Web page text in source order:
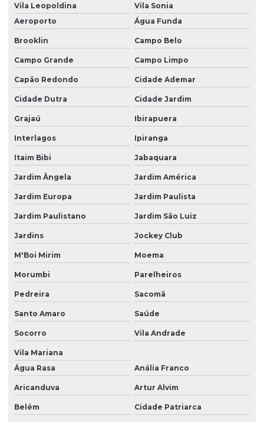
Licenciamento ambiental e eia rima
Licenciamento ambiental de empreendimentos
Licenciamento ambiental empresa
Licenciamento ambiental para industrias
Licenciamento ambiental rs
Licenciamento ambiental sc
Licenciamento mineração
Monitoramento ambiental poço artesiano
Monitoramento e operação de eta ete
Monitoramento de poços
Monitoramento de poços artesianos
Monitoramentos ambientais
Operação de ete
Outorga licenciamento ambiental
Parcelamento de solo loteamento
Plano básico ambiental pba
Plano de controle ambiental
Vila Leopoldina
Vila Sonia
Aeroporto
Água Funda
Brooklin Campo Belo
Campo Grande Campo Limpo
Capão Redondo Cidade Ademar
Cidade Dutra Cidade Jardim
Grajaú Ibirapuera
Interlagos Ipiranga
Itaim Bibi Jabaquara
Jardim Ângela Jardim América
Jardim Europa Jardim Paulista
Jardim Paulistano Jardim São Luiz
Jardins Jockey Club
M'Boi Mirim Moema
Morumbi Parelheiros
Pedreira Sacomã
Santo Amaro Saúde
Socorro Vila Andrade
Vila Mariana
Água Rasa
Anália Franco
Aricanduva Artur Alvim
Belém Cidade Patriarca